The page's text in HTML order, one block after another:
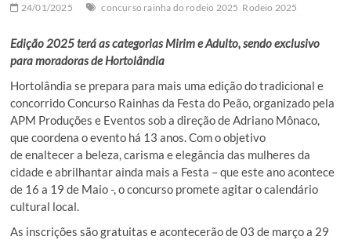
24/01/2025 concurso rainha do rodeio 2025 Rodeio 2025
Edição 2025 terá as categorias Mirim e Adulto, sendo exclusivo
para moradoras de Hortolândia
Hortolândia se prepara para mais uma edição do tradicional e
concorrido Concurso Rainhas da Festa do Peão, organizado pela
APM Produções e Eventos sob a direção de Adriano Mônaco,
que coordena o evento há 13 anos. Com o objetivo
de enaltecer a beleza, carisma e elegância das mulheres da
cidade e abrilhantar ainda mais a Festa – que este ano acontece
de 16 a 19 de Maio -, o concurso promete agitar o calendário
cultural local.
As inscrições são gratuitas e acontecerão de 03 de março a 29